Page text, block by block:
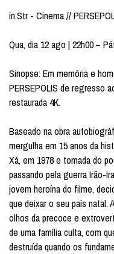
in.Str - Cinema //
Qua, dia 12 ago | 22h00 –
Sinopse: Em memória e
PERSEPOLIS de regresso
restaurada 4K.
Baseado na obra
mergulha em 15 anos da
Xá, em 1978 e tomada do
passando pela guerra Irão-
jovem heroína do filme,
que deixar o seu país natal.
olhos da precoce e
de uma família culta, com
destruída quando os